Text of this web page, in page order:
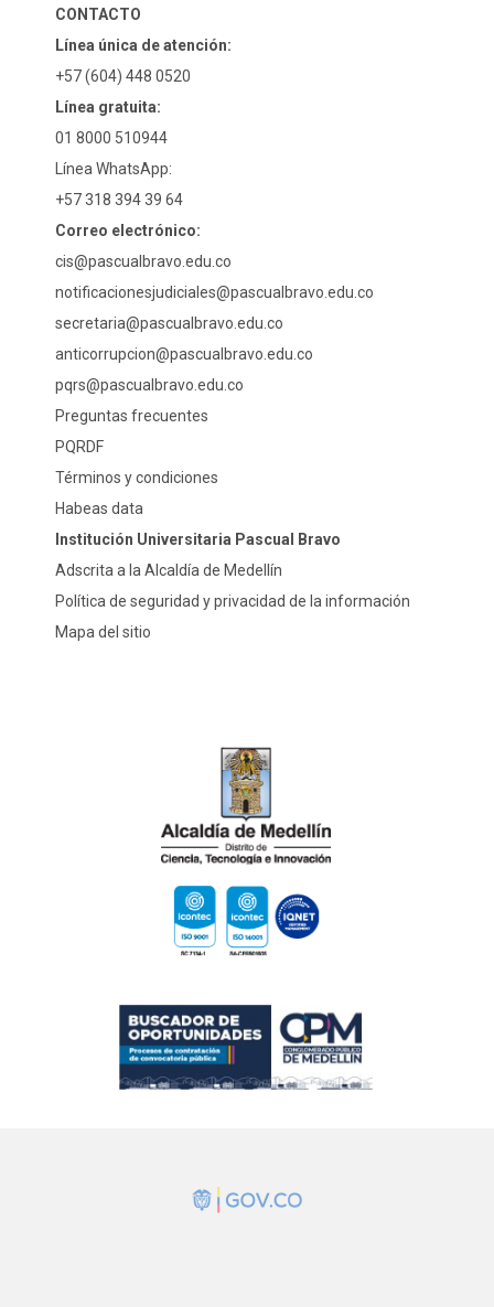
CONTACTO
Línea única de atención:
+57 (604) 448 0520
Línea gratuita:
01 8000 510944
Línea WhatsApp:
+57 318 394 39 64
Correo electrónico:
cis@pascualbravo.edu.co
notificacionesjudiciales@pascualbravo.edu.co
secretaria@pascualbravo.edu.co
anticorrupcion@pascualbravo.edu.co
pqrs@pascualbravo.edu.co
Preguntas frecuentes
PQRDF
Términos y condiciones
Habeas data
Institución Universitaria Pascual Bravo
Adscrita a la Alcaldía de Medellín
Política de seguridad y privacidad de la información
Mapa del sitio